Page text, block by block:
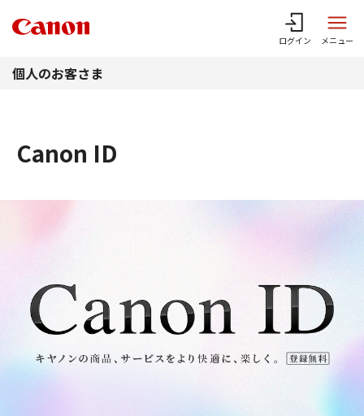
ログイン メニュー
個人のお客さま
Canon ID